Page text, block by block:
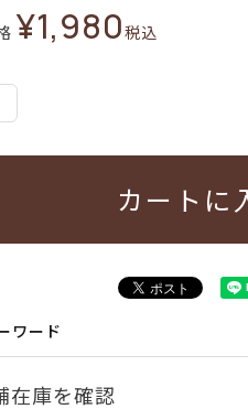
¥1,980税込
カートに
ワード